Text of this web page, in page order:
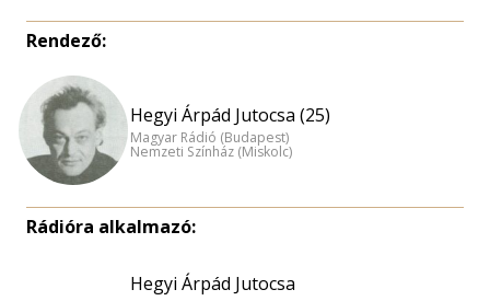
Rendező:
Hegyi Árpád Jutocsa (25)
Magyar Rádió (Budapest)
Nemzeti Színház (Miskolc)
Rádióra alkalmazó:
Hegyi Árpád Jutocsa